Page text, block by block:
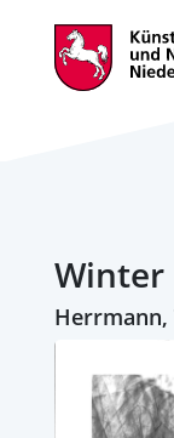
Winter
Herrmann,